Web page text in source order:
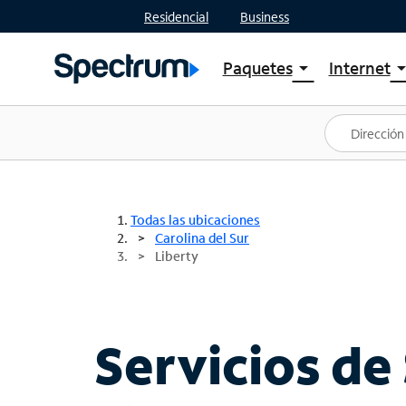
Residencial Business
Paquetesarrow_drop_down
Ver paquetes
Spectrum One
Mejores ofertas
Internetarrow_drop_down
Planes
Todas las ubicaciones
Carolina del Sur
Liberty
Servicios